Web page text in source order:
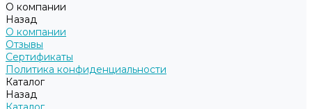
О компании
Назад
О компании
Отзывы
Сертификаты
Политика конфиденциальности
Каталог
Назад